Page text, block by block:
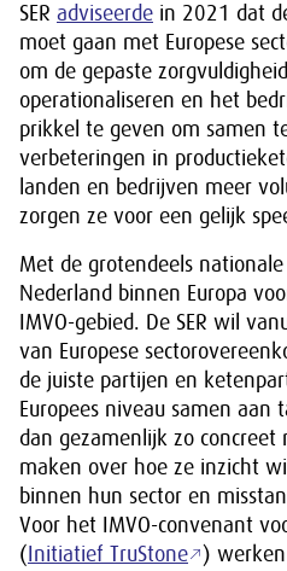
SER adviseerde in 2021 dat
moet gaan met Europese
om de gepaste
operationaliseren en het
prikkel te geven om samen
verbeteringen in
landen en bedrijven meer
zorgen ze voor een gelijk
Met de grotendeels
Nederland binnen Europa
IMVO-gebied. De SER wil
van Europese
de juiste partijen en
Europees niveau samen
dan gezamenlijk zo concreet
maken over hoe ze inzicht
binnen hun sector en
Voor het IMVO-convenant
( Initiatief TruStone
)